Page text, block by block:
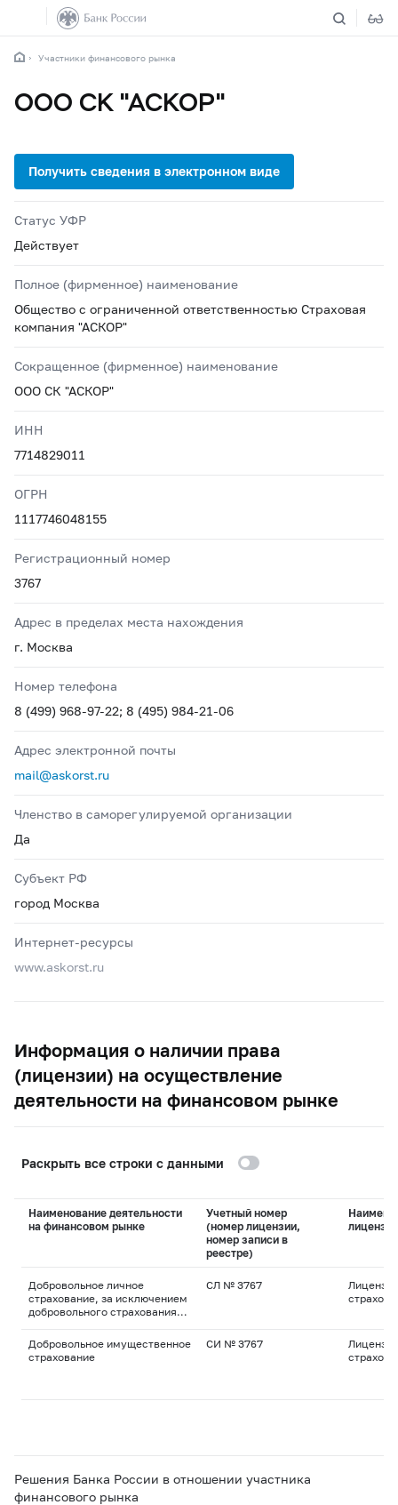
Участники финансового рынка
ООО СК "АСКОР"
Статус УФР
Действует
Полное (фирменное) наименование
Общество с ограниченной ответственностью Страховая
компания "АСКОР"
Сокращенное (фирменное) наименование
ООО СК "АСКОР"
ИНН
7714829011
ОГРН
1117746048155
Регистрационный номер
3767
Адрес в пределах места нахождения
г. Москва
Номер телефона
8 (499) 968-97-22; 8 (495) 984-21-06
Адрес электронной почты
mail@askorst.ru
Членство в саморегулируемой организации
Да
Субъект РФ
город Москва
Интернет-ресурсы
www.askorst.ru
Информация о наличии права
(лицензии) на осуществление
деятельности на финансовом рынке
Раскрыть все строки с данными
Наименование деятельности
на финансовом рынке
Учетный номер
(номер лицензии,
номер записи в
реестре)
лицензии
Добровольное личное
страхование, за исключением
добровольного страхования
СЛ № 3767
Добровольное имущественное
страхование
СИ № 3767
Решения Банка России в отношении участника
финансового рынка